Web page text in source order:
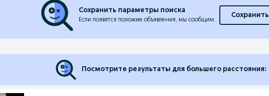
Сохранить параметры поиска
Если появятся похожие объявления, мы сообщим.
Сохранить
Посмотрите результаты для большего расстояния: